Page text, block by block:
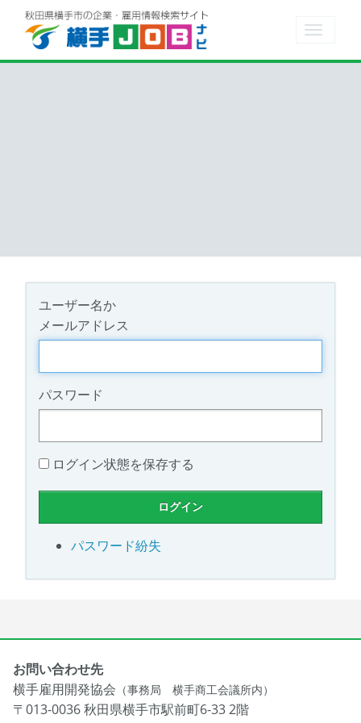
Toggle
ユーザー名か
メールアドレス
パスワード
ログイン状態を保存する
パスワード紛失
お問い合わせ先
横手雇用開発協会 （事務局 横手商工会議所内）
〒013-0036 秋田県横手市駅前町6-33 2階